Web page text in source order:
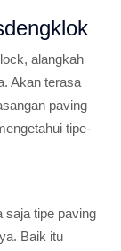
alangkah
Akan terasa
paving
tipe-
saja tipe paving
Baik itu